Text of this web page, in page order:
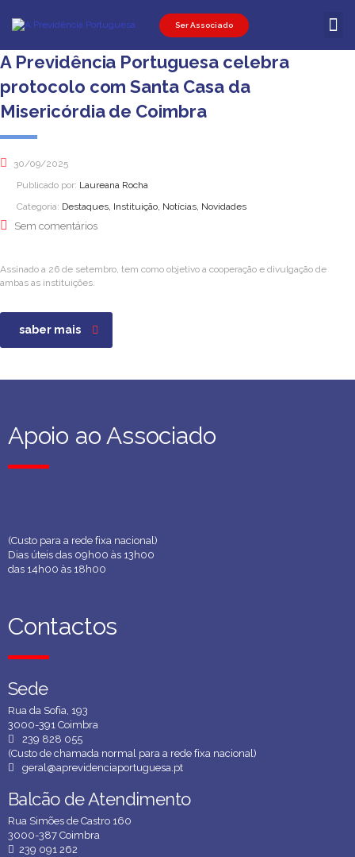
Ser Associado
A Previdência Portuguesa celebra
protocolo com Santa Casa da
Misericórdia de Coimbra
30/09/2025
Publicado por: Laureana Rocha
Categoria: Destaques, Instituição, Notícias, Novidades
Sem comentários
Assinado a 26 de setembro, tem como objetivo a cooperação e divulgação de
ambas as instituições.
saber mais
Apoio ao Associado
Apoio ao Associado
(Custo para a rede fixa nacional)
Dias úteis das 09h00 às 13h00
das 14h00 às 18h00
Contactos
Contactos
Sede
Sede
Rua da Sofia, 193
3000-391 Coimbra
239 828 055
(Custo de chamada normal para a rede fixa nacional)
geral@aprevidenciaportuguesa.pt
Balcão de Atendimento
Balcão de Atendimento
Rua Simões de Castro 160
3000-387 Coimbra
239 091 262